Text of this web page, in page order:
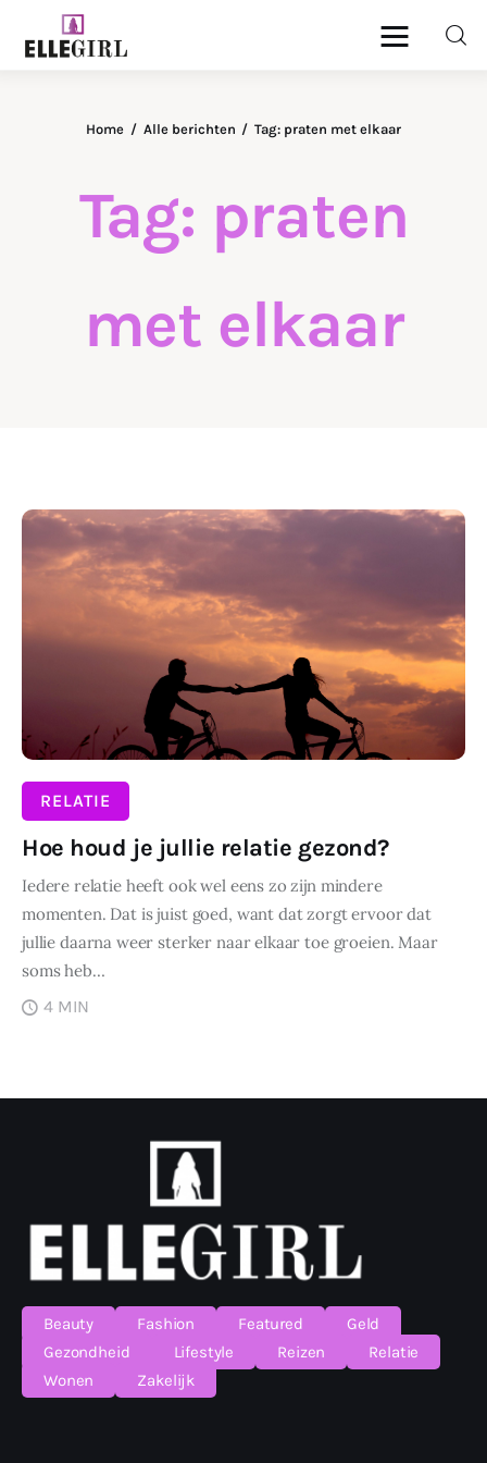
Tag: praten
met elkaar
Home Alle berichten Tag: praten met elkaar
Ellegirl
Fashion
Gezondheid
Wonen
Zakelijk
RELATIE
Hoe houd je jullie relatie gezond?
Iedere relatie heeft ook wel eens zo zijn mindere
momenten. Dat is juist goed, want dat zorgt ervoor dat
jullie daarna weer sterker naar elkaar toe groeien. Maar
soms heb…
DELEN
4 MIN
Beauty Fashion Featured
Geld
Gezondheid
Lifestyle Reizen
Relatie
Wonen
Zakelijk